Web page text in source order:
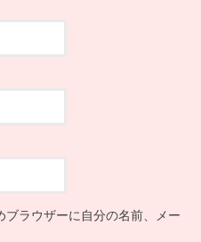
ラウザーに自分の名前、メー